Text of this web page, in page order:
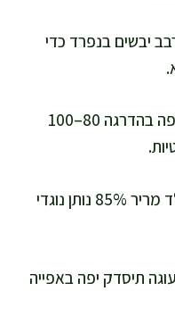
יבשים בנפרד כדי
אני מוסיפה את היבשים לרטובים ומקפלת בעדינות. אם הבלילה סמיכה מדי, אני מוסיפה בהדרגה 80–100
אם בא לכם תוספת, אני מערבבת פנימה שוקולד מריר קצוץ או בוטנים קצוצים. שוקולד מריר 85% נותן נוגדי
תיסדק יפה באפייה